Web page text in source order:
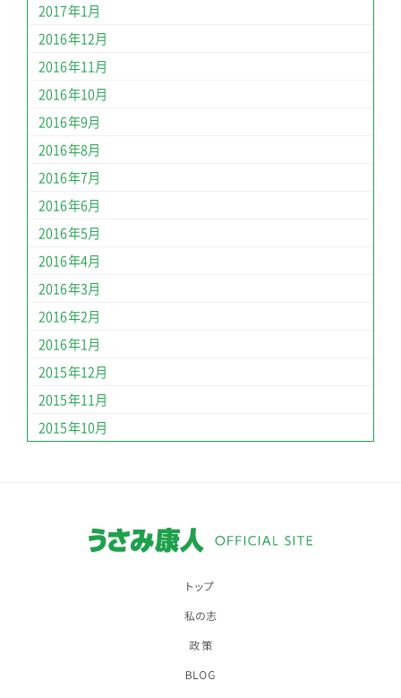
2017年1月
2016年12月
2016年11月
2016年10月
2016年9月
2016年8月
2016年7月
2016年6月
2016年5月
2016年4月
2016年3月
2016年2月
2016年1月
2015年12月
2015年11月
2015年10月